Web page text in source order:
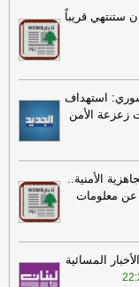
ستنتهي قريباً
استهداف
زعزعة الأمن
الأمنية..
معلومات
المسائية